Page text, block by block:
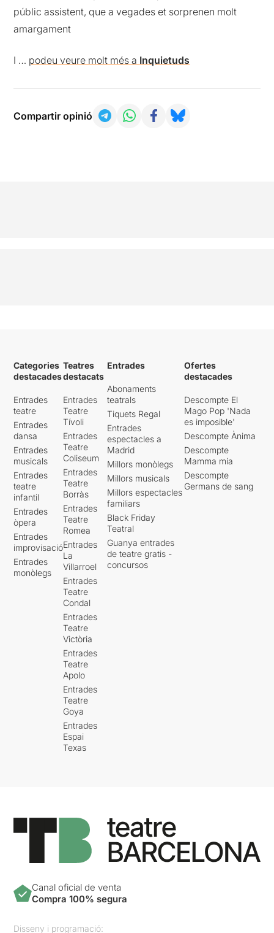
públic assistent, que a vegades et sorprenen molt
amargament
I … podeu veure molt més a Inquietuds
Compartir opinió
Categories
destacades
Entrades
teatre
Entrades
dansa
Entrades
musicals
Entrades
teatre
infantil
Entrades
òpera
Entrades
improvisació
Entrades
monòlegs
Teatres
destacats
Entrades
Teatre
Tívoli
Entrades
Teatre
Coliseum
Entrades
Teatre
Borràs
Entrades
Teatre
Romea
Entrades
La
Villarroel
Entrades
Teatre
Condal
Entrades
Teatre
Victòria
Entrades
Teatre
Apolo
Entrades
Teatre
Goya
Entrades
Espai
Texas
Entrades
Abonaments
teatrals
Tiquets Regal
Entrades
espectacles a
Madrid
Millors monòlegs
Millors musicals
Millors espectacles
familiars
Black Friday
Teatral
Guanya entrades
de teatre gratis -
concursos
Ofertes
destacades
Descompte El
Mago Pop 'Nada
es imposible'
Descompte Ànima
Descompte
Mamma mia
Descompte
Germans de sang
Canal oficial de venta
Compra 100% segura
Disseny i programació: